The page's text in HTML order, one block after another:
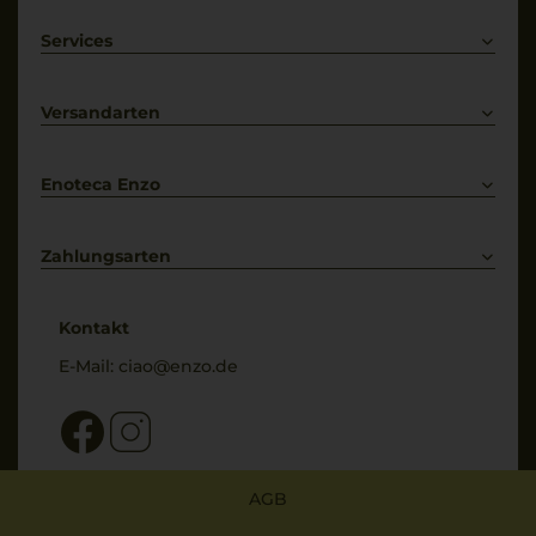
Weißwein
Services
Kontakt
Versandarten
Enoteca Enzo
Bewertungs-Richtlinien
Zahlungsarten
Kontakt
E-Mail: ciao@enzo.de
AGB